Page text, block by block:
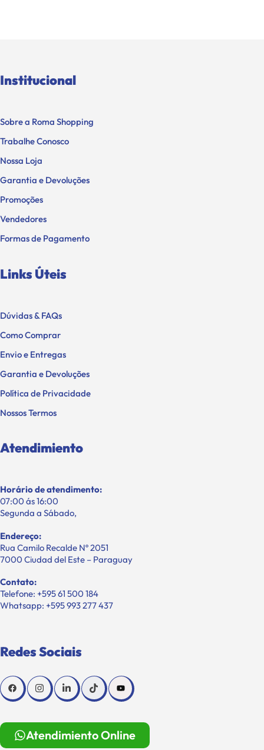
Institucional
Sobre a Roma Shopping
Trabalhe Conosco
Nossa Loja
Garantia e Devoluções
Promoções
Vendedores
Formas de Pagamento
Links Úteis
Dúvidas & FAQs
Como Comprar
Envio e Entregas
Garantia e Devoluções
Política de Privacidade
Nossos Termos
Atendimiento
Horário de atendimento:
07:00 ás 16:00
Segunda a Sábado,
Endereço:
Rua Camilo Recalde Nº 2051
7000 Ciudad del Este – Paraguay
Contato:
Telefone: +595 61 500 184
Whatsapp: +595 993 277 437
Redes Sociais
Atendimiento Online